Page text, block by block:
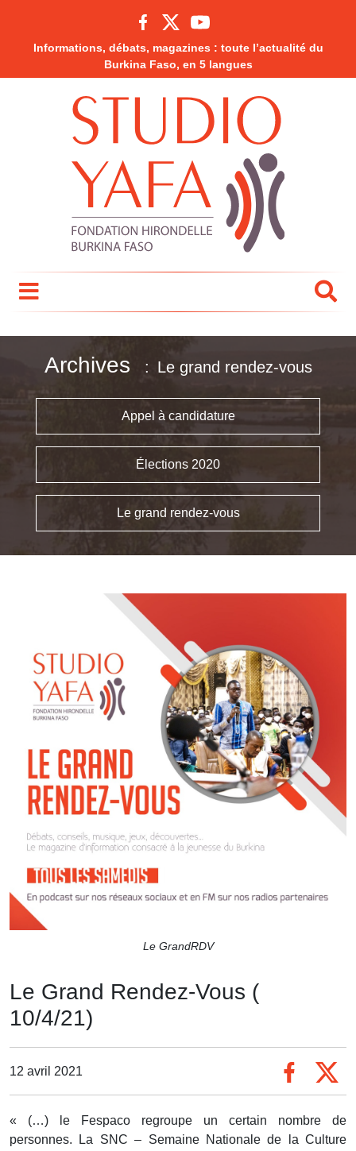
Informations, débats, magazines : toute l’actualité du
Burkina Faso, en 5 langues
Archives Le grand rendez-vous
Appel à candidature
Élections 2020
Le grand rendez-vous
Le GrandRDV
Le Grand Rendez-Vous (
10/4/21)
12 avril 2021
« (…) le Fespaco regroupe un certain nombre de
personnes. La SNC – Semaine Nationale de la Culture